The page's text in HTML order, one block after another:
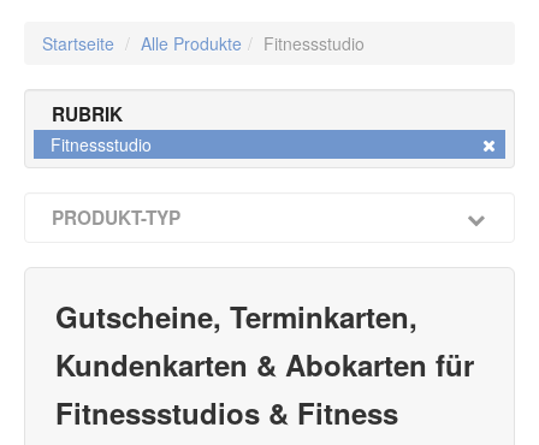
Startseite / Alle Produkte / Fitnessstudio
RUBRIK
Fitnessstudio
PRODUKT-TYP
Caro-Gutscheine(2)
Booklet-Gutscheine(6)
Kuverts 120 x 120 mm
Gutschein-Boxen 3D(2)
Gutscheine, Terminkarten,
Kundenkarten & Abokarten für
Fitnessstudios & Fitness